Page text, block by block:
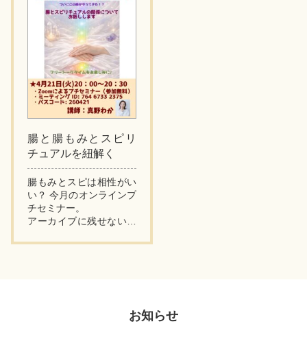
腸と腸もみとスピリ
チュアルを紐解く
腸もみとスピは相性がい
い？ 今月のオンラインプ
チセミナー。
アーカイブに残せない内
ながら始まりました。
お知らせ